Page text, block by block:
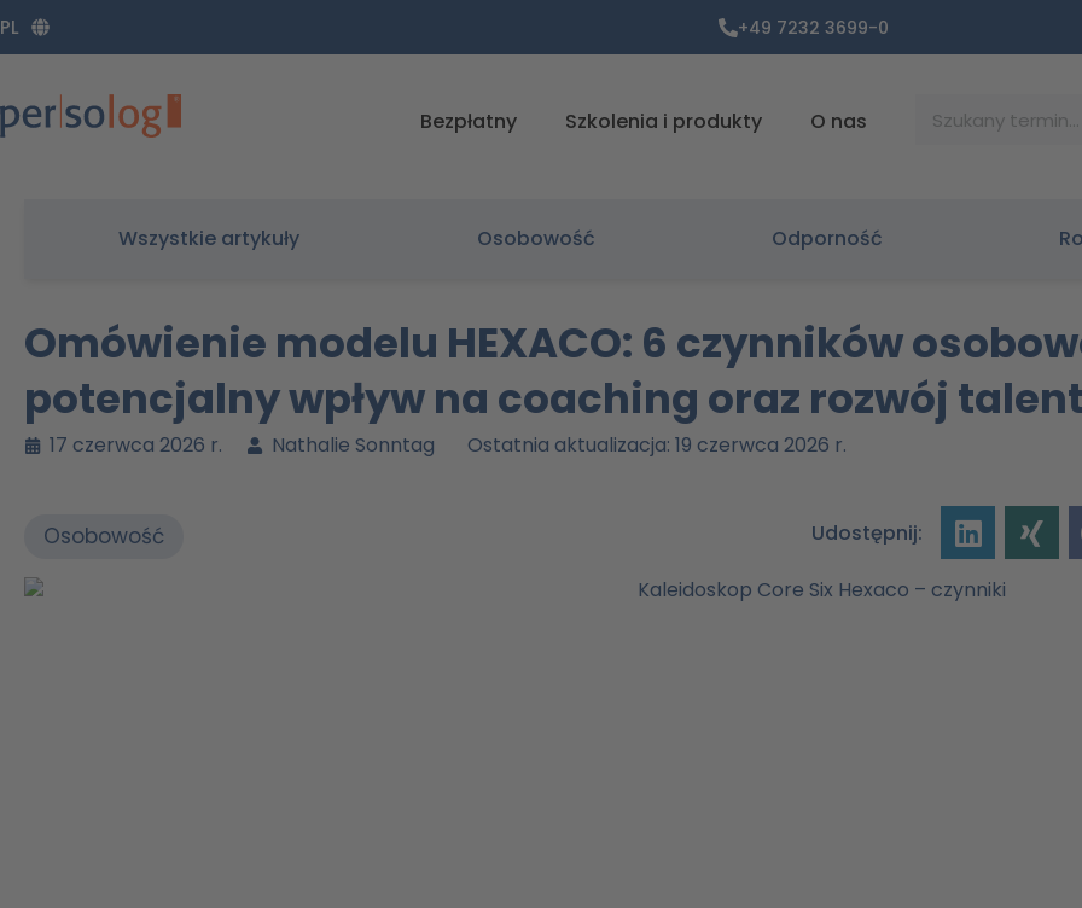
Inhalt
springen
PL +49 7232 3699-0
Bezpłatny Szkolenia i produkty O nas
Wszystkie artykuły Osobowość Odporność
Omówienie modelu HEXACO: 6 czynników
potencjalny wpływ na coaching oraz rozwój
17 czerwca 2026 r. Nathalie Sonntag Ostatnia aktualizacja: 19 czerwca 2026 r.
Osobowość Udostępnij: